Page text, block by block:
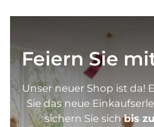
Feiern Sie
Unser neuer Shop ist da!
Sie das neue
sichern Sie sichbis